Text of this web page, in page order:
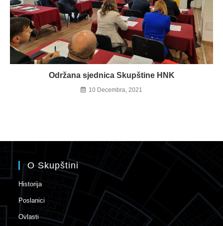
Održana sjednica Skupštine HNK
10 Decembra, 2021
O Skupštini
Historija
Poslanici
Ovlasti